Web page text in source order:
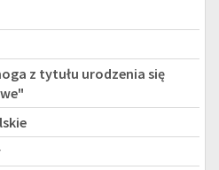
z tytułu urodzenia się